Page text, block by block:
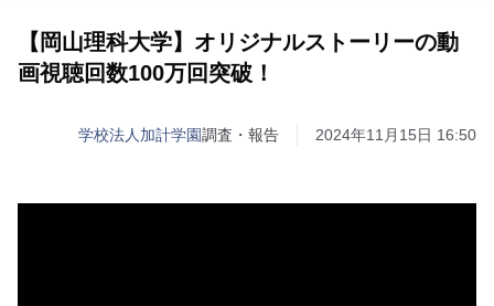
【岡山理科大学】オリジナルストーリーの動
画視聴回数100万回突破！
学校法人加計学園調査・報告 2024年11月15日 16:50